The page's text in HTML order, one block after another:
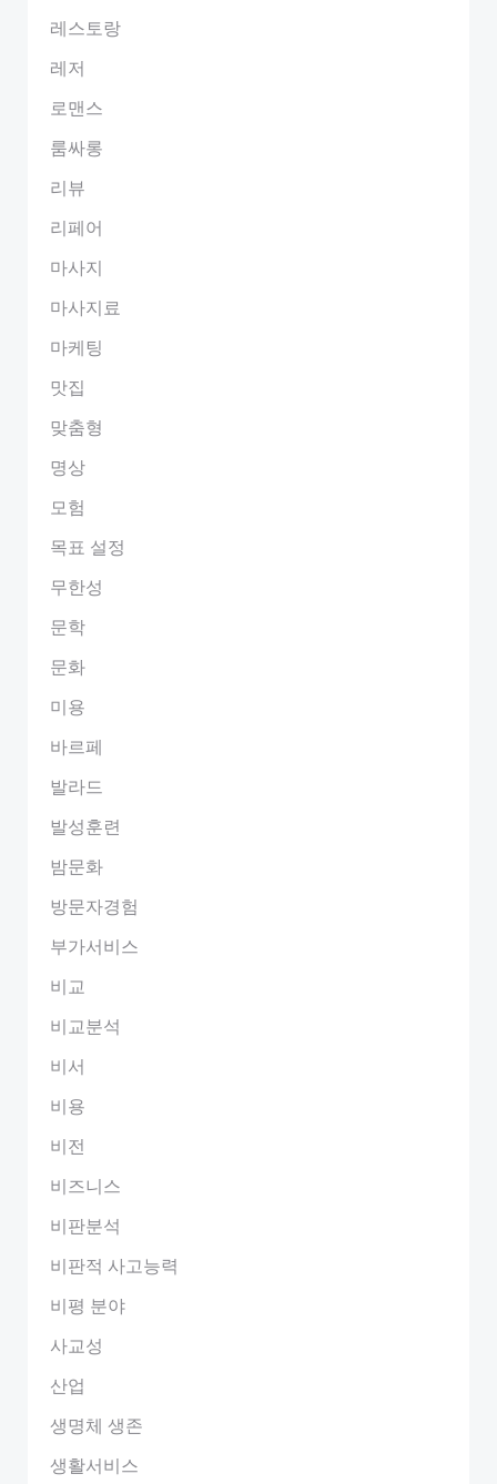
레스토랑
레저
로맨스
룸싸롱
리뷰
리페어
마사지
마사지료
마케팅
맛집
맞춤형
명상
모험
목표 설정
무한성
문학
문화
미용
바르페
발라드
발성훈련
밤문화
방문자경험
부가서비스
비교
비교분석
비서
비용
비전
비즈니스
비판분석
비판적 사고능력
비평 분야
사교성
산업
생명체 생존
생활서비스